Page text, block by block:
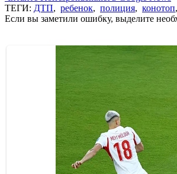
ТЕГИ: ДТП, ребенок, полиция, конотоп,
Если вы заметили ошибку, выделите